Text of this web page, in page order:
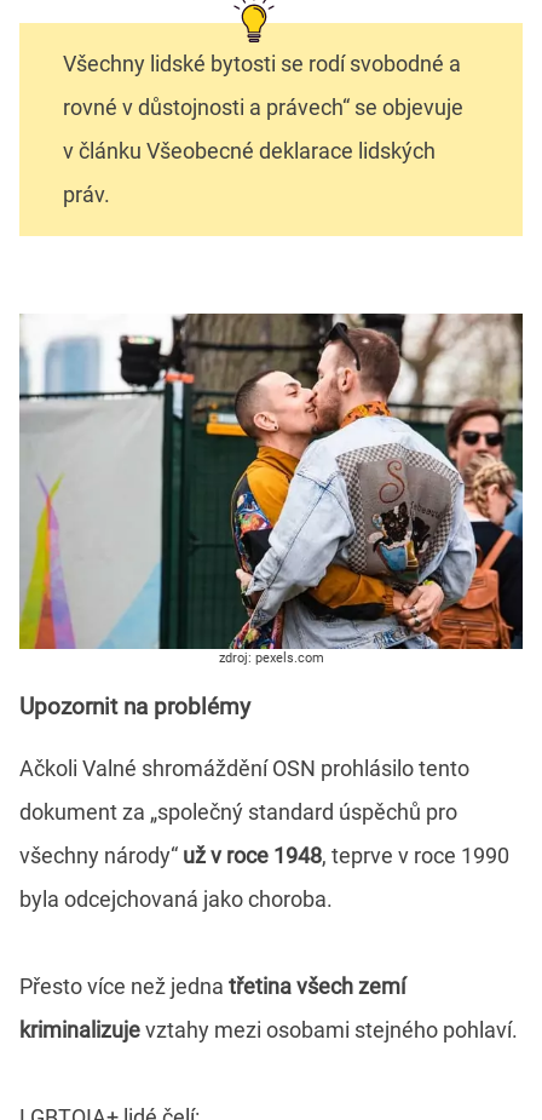
Všechny lidské bytosti se rodí svobodné a
rovné v důstojnosti a právech“ se objevuje
v článku Všeobecné deklarace lidských
práv.
zdroj: pexels.com
Upozornit na problémy
Ačkoli Valné shromáždění OSN prohlásilo tento
dokument za „společný standard úspěchů pro
všechny národy“ už v roce 1948, teprve v roce 1990
byla odcejchovaná jako choroba.
Přesto více než jedna třetina všech zemí
kriminalizujevztahy mezi osobami stejného pohlaví.